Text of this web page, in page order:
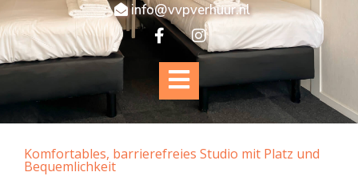
info@vvpverhuur.nl
Komfortables, barrierefreies Studio mit Platz und
Bequemlichkeit